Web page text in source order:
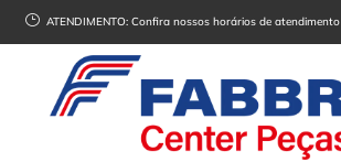
} ATENDIMENTO:Confira nossos horários de atendimento